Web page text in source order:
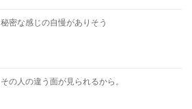
秘密な感じの自慢がありそう
その人の違う面が見られるから。